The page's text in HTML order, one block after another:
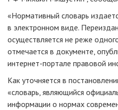
«Нормативный словарь
в электронном виде.
осуществляется не реже
отмечается в документе,
интернет-портале правовой
Как уточняется в
«словарь, являющийся
информации о нормах